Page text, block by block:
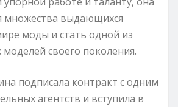
множества выдающихся
моды и стать одной из
своего поколения.
подписала контракт с одним
агентств и вступила в